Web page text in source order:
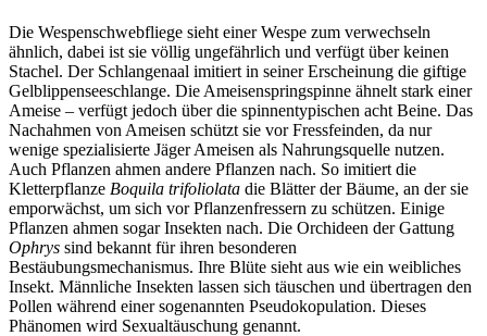
Die Wespenschwebfliege sieht einer Wespe zum verwechseln
ähnlich, dabei ist sie völlig ungefährlich und verfügt über keinen
Stachel. Der Schlangenaal imitiert in seiner Erscheinung die giftige
Gelblippenseeschlange. Die Ameisenspringspinne ähnelt stark einer
Ameise – verfügt jedoch über die spinnentypischen acht Beine. Das
Nachahmen von Ameisen schützt sie vor Fressfeinden, da nur
wenige spezialisierte Jäger Ameisen als Nahrungsquelle nutzen.
Auch Pflanzen ahmen andere Pflanzen nach. So imitiert die
Kletterpflanze Boquila trifoliolata die Blätter der Bäume, an der sie
emporwächst, um sich vor Pflanzenfressern zu schützen. Einige
Pflanzen ahmen sogar Insekten nach. Die Orchideen der Gattung
Ophrys sind bekannt für ihren besonderen
Bestäubungsmechanismus. Ihre Blüte sieht aus wie ein weibliches
Insekt. Männliche Insekten lassen sich täuschen und übertragen den
Pollen während einer sogenannten Pseudokopulation. Dieses
Phänomen wird Sexualtäuschung genannt.